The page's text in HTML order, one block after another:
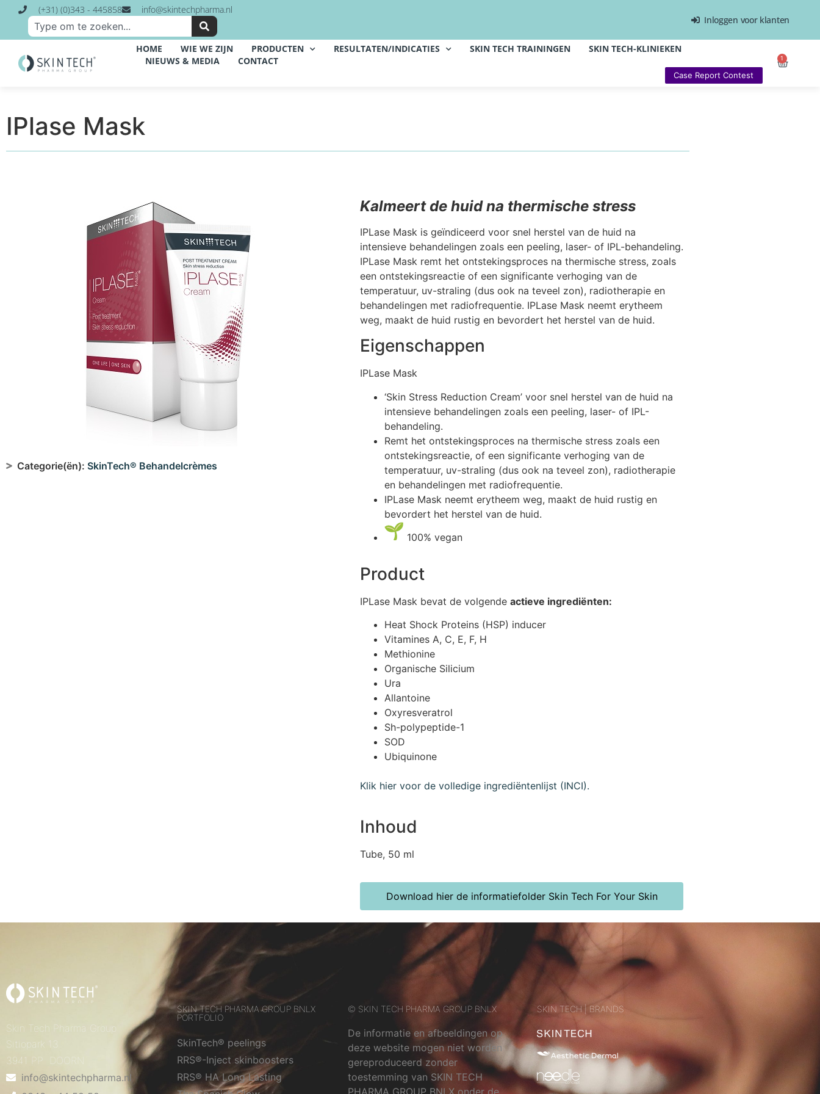
(+31) (0)343 - 445858
info@skintechpharma.nl
Inloggen voor klanten
HOME WIE WE ZIJN PRODUCTEN RESULTATEN/INDICATIES SKIN TECH TRAININGEN
SKIN TECH-KLINIEKEN
NIEUWS & MEDIA
CONTACT
Case Report Contest
1
IPlase Mask
Categorie(ën): SkinTech® Behandelcrèmes
Kalmeert de huid na thermische stress
IPLase Mask is geïndiceerd voor snel herstel van de huid na
intensieve behandelingen zoals een peeling, laser- of IPL-behandeling.
IPLase Mask remt het ontstekingsproces na thermische stress, zoals
een ontstekingsreactie of een significante verhoging van de
temperatuur, uv-straling (dus ook na teveel zon), radiotherapie en
behandelingen met radiofrequentie. IPLase Mask neemt erytheem
weg, maakt de huid rustig en bevordert het herstel van de huid.
Eigenschappen
IPLase Mask
‘Skin Stress Reduction Cream’ voor snel herstel van de huid na
intensieve behandelingen zoals een peeling, laser- of IPL-
behandeling.
Remt het ontstekingsproces na thermische stress zoals een
ontstekingsreactie, of een significante verhoging van de
temperatuur, uv-straling (dus ook na teveel zon), radiotherapie
en behandelingen met radiofrequentie.
IPLase Mask neemt erytheem weg, maakt de huid rustig en
bevordert het herstel van de huid.
100% vegan
Product
IPLase Mask bevat de volgende actieve ingrediënten:
Heat Shock Proteins (HSP) inducer
Vitamines A, C, E, F, H
Methionine
Organische Silicium
Ura
Allantoine
Oxyresveratrol
Sh-polypeptide-1
SOD
Ubiquinone
Klik hier voor de volledige ingrediëntenlijst (INCI).
Inhoud
Tube, 50 ml
Download hier de informatiefolder Skin Tech For Your Skin
Skin Tech Pharma Group
Sitiopark 13
3941 PP DOORN
info@skintechpharma.nl
SKIN TECH PHARMA GROUP BNLX
PORTFOLIO
SkinTech® peelings
RRS®-Inject skinboosters
RRS® HA Long Lasting
© SKIN TECH PHARMA GROUP BNLX
De informatie en afbeeldingen op
deze website mogen niet worden
gereproduceerd zonder
toestemming van SKIN TECH
PHARMA GROUP BNLX onder de
SKIN TECH | BRANDS